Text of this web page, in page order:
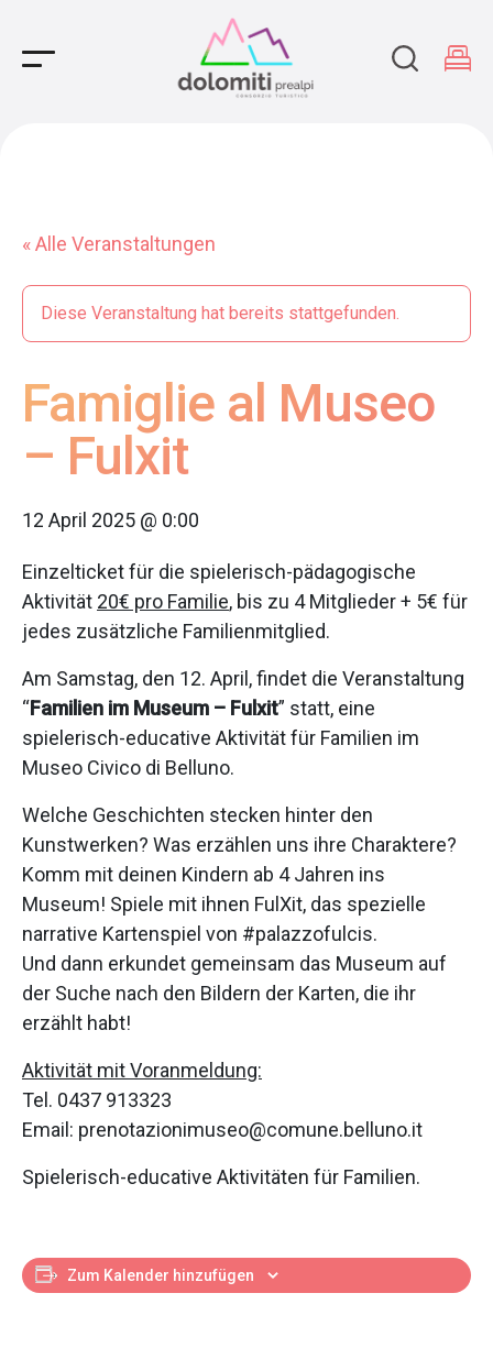
Main Navigation
« Alle Veranstaltungen
Diese Veranstaltung hat bereits stattgefunden.
Famiglie al Museo
– Fulxit
12 April 2025 @ 0:00
Einzelticket für die spielerisch-pädagogische
Aktivität 20€ pro Familie, bis zu 4 Mitglieder + 5€ für
jedes zusätzliche Familienmitglied.
Am Samstag, den 12. April, findet die Veranstaltung
“Familien im Museum – Fulxit” statt, eine
spielerisch-educative Aktivität für Familien im
Museo Civico di Belluno.
Welche Geschichten stecken hinter den
Kunstwerken? Was erzählen uns ihre Charaktere?
Komm mit deinen Kindern ab 4 Jahren ins
Museum! Spiele mit ihnen FulXit, das spezielle
narrative Kartenspiel von #palazzofulcis.
Und dann erkundet gemeinsam das Museum auf
der Suche nach den Bildern der Karten, die ihr
erzählt habt!
Aktivität mit Voranmeldung:
Tel. 0437 913323
Email: prenotazionimuseo@comune.belluno.it
Spielerisch-educative Aktivitäten für Familien.
Zum Kalender hinzufügen